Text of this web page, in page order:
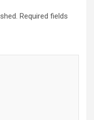
Required fields